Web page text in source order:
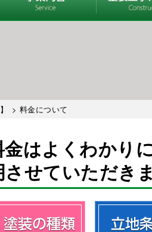
> 料金について
はよくわかり
せていただきま